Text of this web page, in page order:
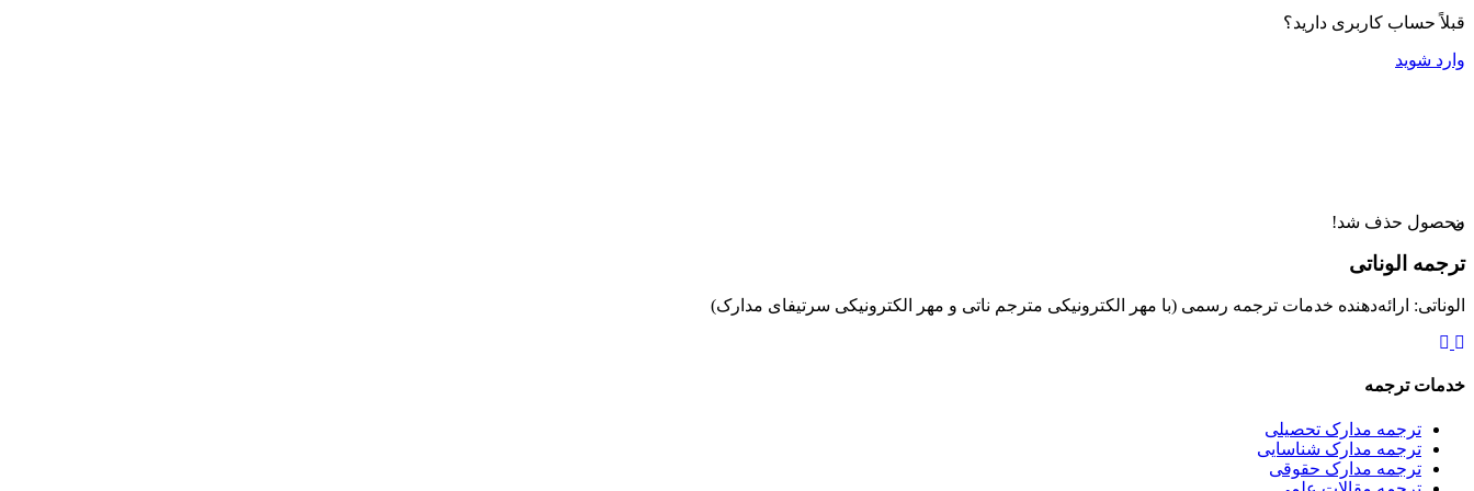
قبلاً حساب کاربری دارید؟
وارد شوید
محصول حذف شد!
ن
ترجمه الوناتی
الوناتی: ارائه‌دهنده خدمات ترجمه رسمی (با مهر الکترونیکی مترجم ناتی و مهر الکترونیکی سرتیفای مدارک)
خدمات ترجمه
ترجمه مدارک تحصیلی
ترجمه مدارک شناسایی
ترجمه مدارک حقوقی